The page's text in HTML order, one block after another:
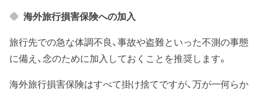
海外旅行損害保険への加入
旅行先での急な体調不良、事故や盗難といった不測の事態
に備え、念のために加入しておくことを推奨します。
海外旅行損害保険はすべて掛け捨てですが、万が一何らか